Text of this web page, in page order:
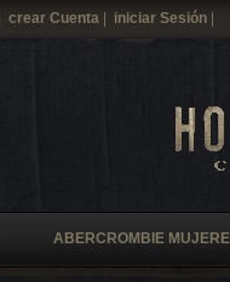
crear Cuenta iniciar Sesión
ABERCROMBIE